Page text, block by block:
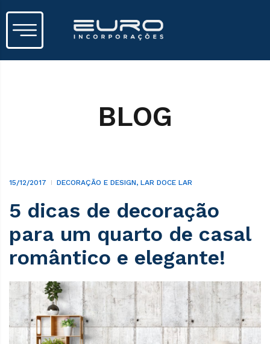
BLOG
15/12/2017 DECORAÇÃO E DESIGN, LAR DOCE LAR
5 dicas de decoração
para um quarto de casal
romântico e elegante!